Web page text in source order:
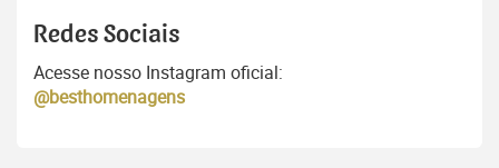
Redes Sociais
Acesse nosso Instagram oficial:
@besthomenagens